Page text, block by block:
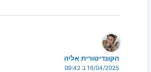
הקונדיטורית אליה
16/04/2025 ב 09:42